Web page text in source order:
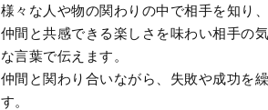
様々な人や物の関わりの中で相手を知り
仲間と共感できる楽しさを味わい相手の
な言葉で伝えます。
仲間と関わり合いながら、失敗や成功を
す。